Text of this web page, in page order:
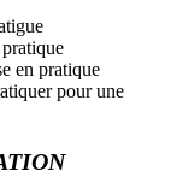
en pratique
pour une